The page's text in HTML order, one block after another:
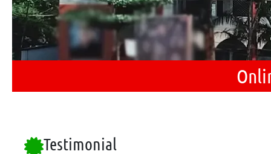
Testimonial